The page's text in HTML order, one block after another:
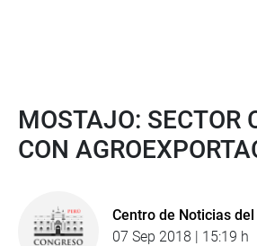
MOSTAJO: SECTOR
CON
Centro de Noticias
07 Sep 2018 | 15:19 h